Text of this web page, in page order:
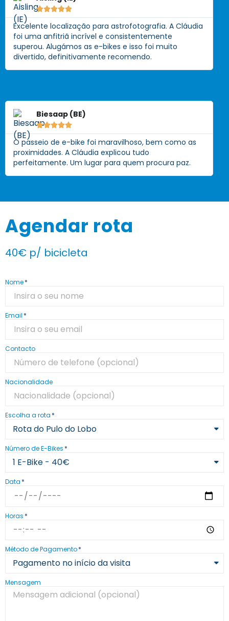

Excelente localização para astrofotografia. A Cláudia
foi uma anfitriã incrível e consistentemente
superou. Alugámos as e-bikes e isso foi muito
divertido, definitivamente recomendo.
Biesaap (BE)

O passeio de e-bike foi maravilhoso, bem como as
proximidades. A Cláudia explicou tudo
perfeitamente. Um lugar para quem procura paz.
Agendar rota
40€ p/ bicicleta
Nome
Email
Contacto
Nacionalidade
Escolha a rota
Número de E-Bikes
Data
Horas
Método de Pagamento
Mensagem